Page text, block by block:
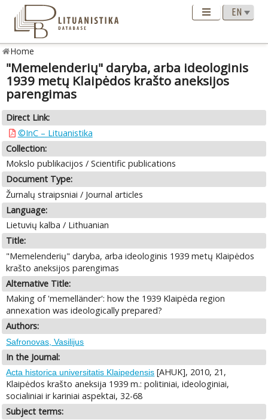
Home
"Memelenderių" daryba, arba ideologinis
1939 metų Klaipėdos krašto aneksijos
parengimas
Direct Link:
©InC – Lituanistika
Collection:
Mokslo publikacijos / Scientific publications
Document Type:
Žurnalų straipsniai / Journal articles
Language:
Lietuvių kalba / Lithuanian
Title:
"Memelenderių" daryba, arba ideologinis 1939 metų Klaipėdos
krašto aneksijos parengimas
Alternative Title:
Making of 'memelländer': how the 1939 Klaipėda region
annexation was ideologically prepared?
Authors:
Safronovas, Vasilijus
In the Journal:
Acta historica universitatis Klaipedensis [AHUK], 2010, 21,
Klaipėdos krašto aneksija 1939 m.: politiniai, ideologiniai,
socialiniai ir kariniai aspektai, 32-68
Subject terms: